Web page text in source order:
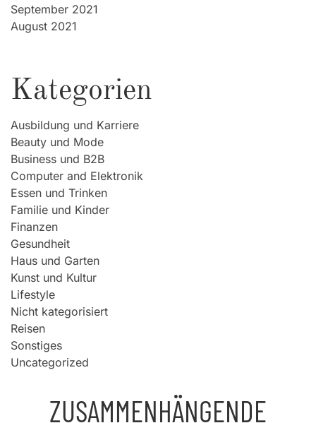
September 2021
August 2021
Kategorien
Ausbildung und Karriere
Beauty und Mode
Business und B2B
Computer and Elektronik
Essen und Trinken
Familie und Kinder
Finanzen
Gesundheit
Haus und Garten
Kunst und Kultur
Lifestyle
Nicht kategorisiert
Reisen
Sonstiges
Uncategorized
ZUSAMMENHÄNGENDE